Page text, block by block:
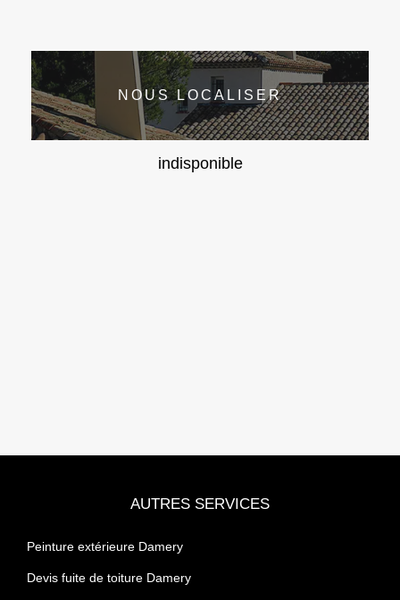
NOUS LOCALISER
indisponible
AUTRES SERVICES
Peinture extérieure Damery
Devis fuite de toiture Damery